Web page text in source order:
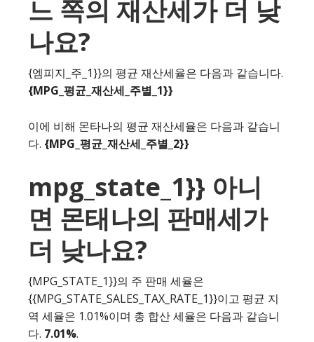
느 쪽의 재산세가 더 낮
나요?
{엠피지_주_1}}의 평균 재산세율은 다음과 같습니다.
{MPG_평균_재산세_주별_1}}
이에 비해 몬타나의 평균 재산세율은 다음과 같습니
다. {MPG_평균_재산세_주별_2}}
mpg_state_1}} 아니
면 몬태나의 판매세가
더 낮나요?
{MPG_STATE_1}}의 주 판매 세율은
{{MPG_STATE_SALES_TAX_RATE_1}}이고 평균 지
역 세율은 1.01%이며 총 합산 세율은 다음과 같습니
다. 7.01%.